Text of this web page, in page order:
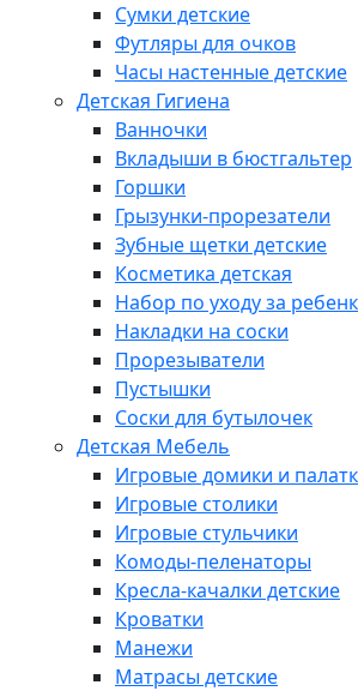
Сумки детские
Футляры для очков
Часы настенные детские
Детская Гигиена
Ванночки
Вкладыши в бюстгальтер
Горшки
Грызунки-прорезатели
Зубные щетки детские
Косметика детская
Набор по уходу за
Накладки на соски
Прорезыватели
Пустышки
Соски для бутылочек
Детская Мебель
Игровые домики и
Игровые столики
Игровые стульчики
Комоды-пеленаторы
Кресла-качалки детские
Кроватки
Манежи
Матрасы детские